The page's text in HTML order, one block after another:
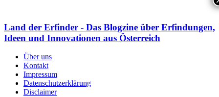
Land der Erfinder - Das Blogzine über Erfindungen,
Ideen und Innovationen aus Österreich
Über uns
Kontakt
Impressum
Datenschutzerklärung
Disclaimer